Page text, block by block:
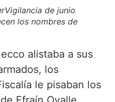
de junio
los nombres de
alistaba a sus
los
le pisaban los